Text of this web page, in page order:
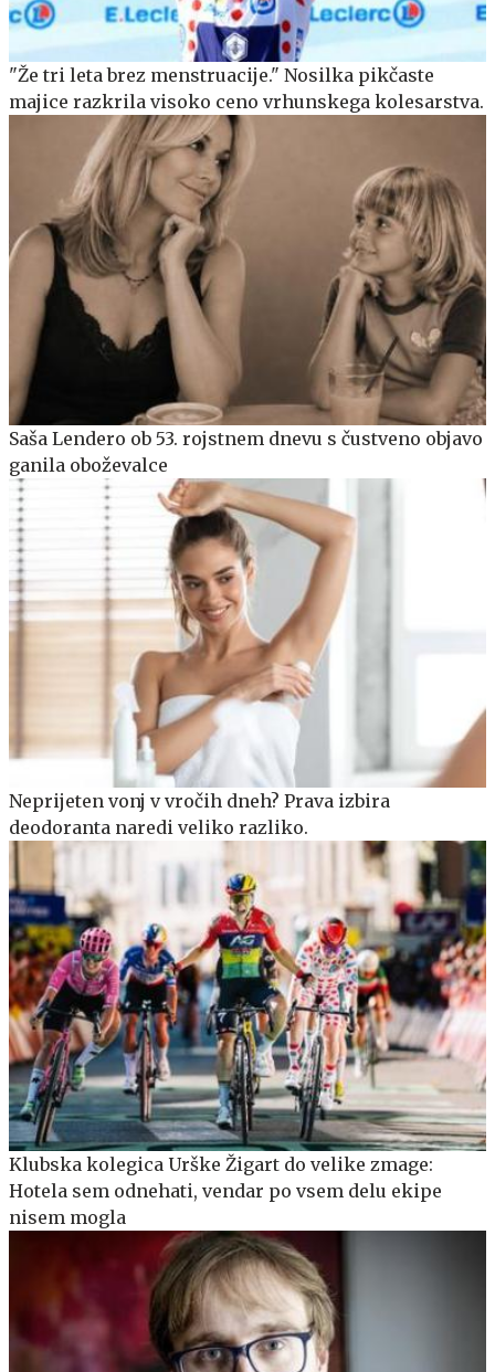
"Že tri leta brez menstruacije." Nosilka pikčaste
majice razkrila visoko ceno vrhunskega kolesarstva.
Saša Lendero ob 53. rojstnem dnevu s čustveno objavo
ganila oboževalce
Neprijeten vonj v vročih dneh? Prava izbira
deodoranta naredi veliko razliko.
Klubska kolegica Urške Žigart do velike zmage:
Hotela sem odnehati, vendar po vsem delu ekipe
nisem mogla